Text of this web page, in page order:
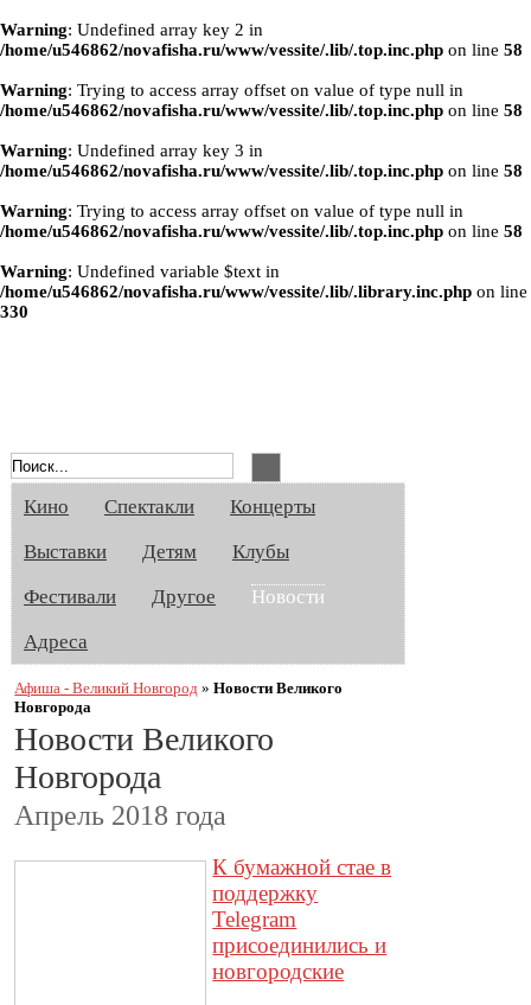
Warning: Undefined array key 2 in
/home/u546862/novafisha.ru/www/vessite/.lib/.top.inc.php on line 58
Warning: Trying to access array offset on value of type null in
/home/u546862/novafisha.ru/www/vessite/.lib/.top.inc.php on line 58
Warning: Undefined array key 3 in
/home/u546862/novafisha.ru/www/vessite/.lib/.top.inc.php on line 58
Warning: Trying to access array offset on value of type null in
/home/u546862/novafisha.ru/www/vessite/.lib/.top.inc.php on line 58
Warning: Undefined variable $text in
/home/u546862/novafisha.ru/www/vessite/.lib/.library.inc.php on line
330
Кино Спектакли
Концерты
Выставки
Детям
Клубы
Фестивали
Другое
Новости
Адреса
Афиша - Великий Новгород »Новости Великого
Новгорода
Новости Великого
Новгорода
Апрель 2018 года
К бумажной стае в
поддержку
Telegram
присоединились и
новгородские